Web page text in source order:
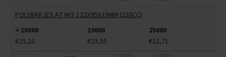
POLYBAKJES A7 WIT 122X95X33MM (250CC)
< 10000
10000
25000
€25,23
€23,55 €22,71